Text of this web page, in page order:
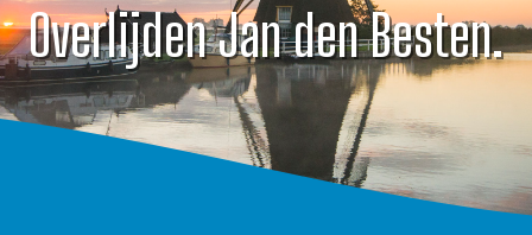
Overlijden Jan den Besten.